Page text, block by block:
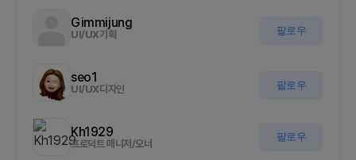
Gimmijung
UI/UX기획 팔로우
seo1
UI/UX디자인 팔로우
Kh1929
프로덕트 매니저/오너
팔로우